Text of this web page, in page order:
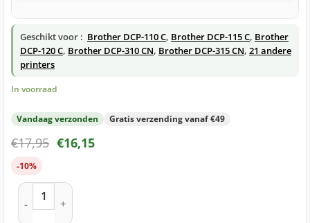
Geschikt voor : Brother DCP-110 C, Brother DCP-115 C, Brother
DCP-120 C, Brother DCP-310 CN, Brother DCP-315 CN, 21 andere
printers
In voorraad
Vandaag verzonden Gratis verzending vanaf €49
€17,95 €16,15
-10%
Brother LC900 inktcartridges multipack (zwart + 3 kleuren)